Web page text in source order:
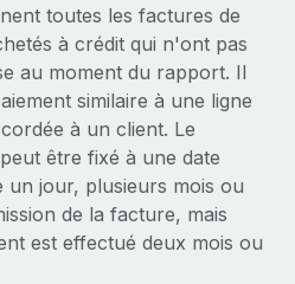
avec des outils essentiels
sur les RH à
de la tech
de manière flexible
opportunités de partenariat
disponible
et automatisations assistées par
et les talents
toutes les factures de
à crédit qui n'ont pas
au moment du rapport. Il
similaire à une ligne
à un client. Le
être fixé à une date
un jour, plusieurs mois ou
de la facture, mais
est effectué deux mois ou